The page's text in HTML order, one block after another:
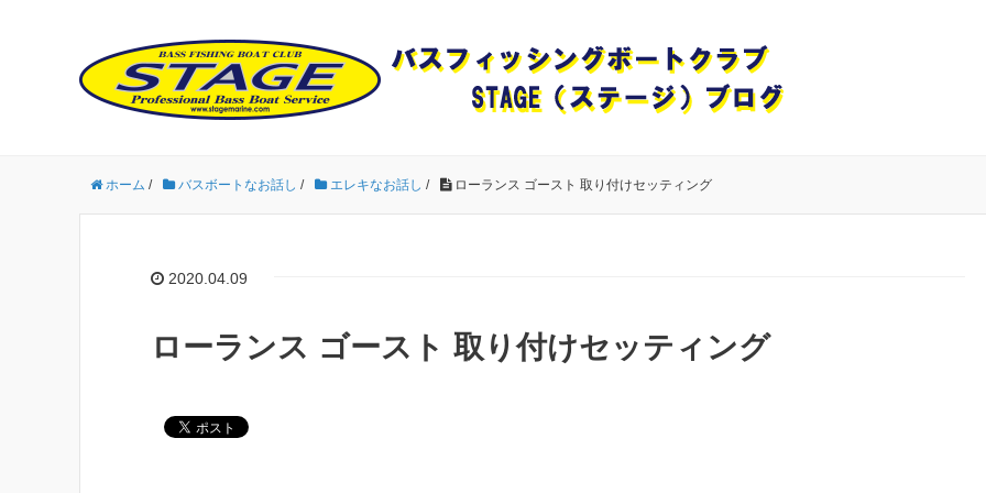
ホーム / バスボートなお話し / エレキなお話し / ローランス ゴースト 取り付けセッティング
2020.04.09
ローランス ゴースト 取り付けセッティング